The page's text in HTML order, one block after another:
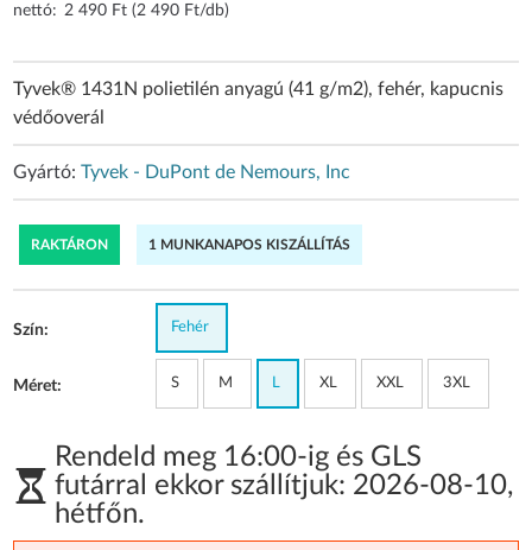
nettó: 2 490 Ft (2 490 Ft/db)
Tyvek® 1431N polietilén anyagú (41 g/m2), fehér, kapucnis
védőoverál
Gyártó:Tyvek - DuPont de Nemours, Inc
RAKTÁRON 1 MUNKANAPOS KISZÁLLÍTÁS
Szín: Fehér
Méret: S M L XL XXL 3XL
Rendeld meg 16:00-ig és GLS
futárral ekkor szállítjuk: 2026-08-10,
hétfőn.